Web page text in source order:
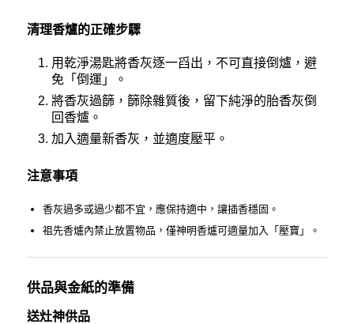
清理香爐的正確步驟
用乾淨湯匙將香灰逐一舀出，不可直接倒爐，避
免「倒運」。
將香灰過篩，篩除雜質後，留下純淨的胎香灰倒
回香爐。
加入適量新香灰，並適度壓平。
注意事項
香灰過多或過少都不宜，應保持適中，讓插香穩固。
祖先香爐內禁止放置物品，僅神明香爐可適量加入「壓寶」。
供品與金紙的準備
送灶神供品